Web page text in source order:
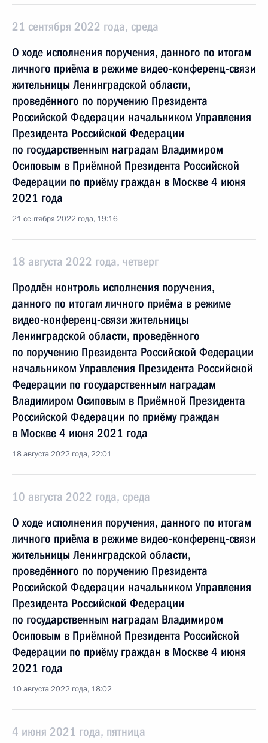
21 сентября 2022 года, среда
О ходе исполнения поручения, данного по итогам
личного приёма в режиме видео-конференц-связи
жительницы Ленинградской области,
проведённого по поручению Президента
Российской Федерации начальником Управления
Президента Российской Федерации
по государственным наградам Владимиром
Осиповым в Приёмной Президента Российской
Федерации по приёму граждан в Москве 4 июня
2021 года
21 сентября 2022 года, 19:16
18 августа 2022 года, четверг
Продлён контроль исполнения поручения,
данного по итогам личного приёма в режиме
видео-конференц-связи жительницы
Ленинградской области, проведённого
по поручению Президента Российской Федерации
начальником Управления Президента Российской
Федерации по государственным наградам
Владимиром Осиповым в Приёмной Президента
Российской Федерации по приёму граждан
в Москве 4 июня 2021 года
18 августа 2022 года, 22:01
10 августа 2022 года, среда
О ходе исполнения поручения, данного по итогам
личного приёма в режиме видео-конференц-связи
жительницы Ленинградской области,
проведённого по поручению Президента
Российской Федерации начальником Управления
Президента Российской Федерации
по государственным наградам Владимиром
Осиповым в Приёмной Президента Российской
Федерации по приёму граждан в Москве 4 июня
2021 года
10 августа 2022 года, 18:02
4 июня 2021 года, пятница